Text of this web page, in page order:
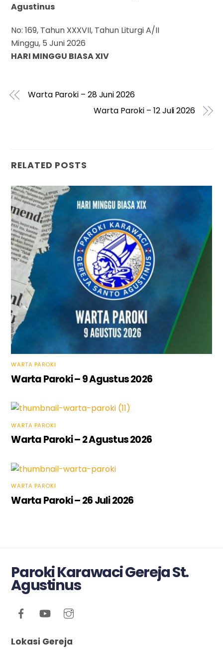
Agustinus
No: 169, Tahun XXXVII, Tahun Liturgi A/II
Minggu, 5 Juni 2026
HARI MINGGU BIASA XIV
Warta Paroki – 28 Juni 2026
Warta Paroki – 12 Juli 2026
RELATED POSTS
WARTA PAROKI
Warta Paroki – 9 Agustus 2026
WARTA PAROKI
Warta Paroki – 2 Agustus 2026
WARTA PAROKI
Warta Paroki – 26 Juli 2026
Paroki Karawaci Gereja St.
Agustinus
Lokasi Gereja